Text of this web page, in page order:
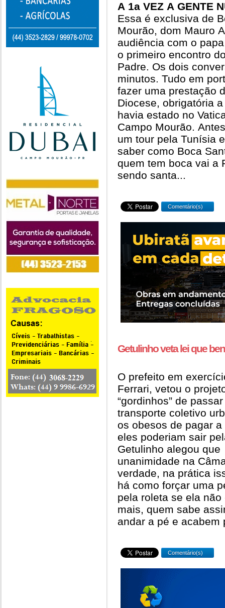
A 1a VEZ A GENTE
Essa é exclusiva de
Mourão, dom Mauro
audiência com o
o primeiro encontro
Padre. Os dois
minutos. Tudo em
fazer uma prestação
Diocese, obrigatória
havia estado no
Campo Mourão.
um tour pela Tunísia
saber como Boca
quem tem boca vai a
sendo santa...
Comentário(s)
Getulinho veta lei que
O prefeito em
Ferrari, vetou o
“gordinhos” de
transporte coletivo
os obesos de pagar
eles poderiam sair
Getulinho alegou
unanimidade na
verdade, na prática
há como forçar uma
pela roleta se ela
mais, quem sabe
andar a pé e acabem
Comentário(s)